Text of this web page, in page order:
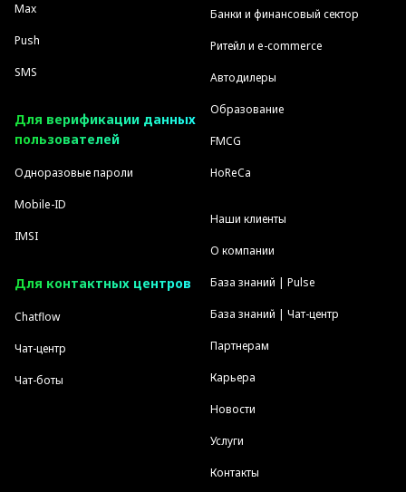
Max
Push
SMS
Для верификации данных
пользователей
Одноразовые пароли
Mobile-ID
IMSI
Для контактных центров
Chatflow
Чат-центр
Чат-боты
Банки и финансовый сектор
Ритейл и e-commerce
Автодилеры
Образование
FMCG
HoReCa
Наши клиенты
О компании
База знаний | Pulse
База знаний | Чат-центр
Партнерам
Карьера
Новости
Услуги
Контакты